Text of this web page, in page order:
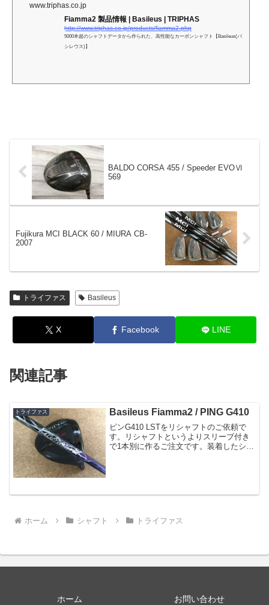
www.triphas.co.jp
Fiamma2 製品情報 | Basileus | TRIPHAS
http://www.triphas.co.jp/products/fiamma2.php
5000本超のシャフトデータから作られた、高性能なカーボンシャフト【Basileus(バ
シレウス)】
BALDO CORSA 455 / Speeder EVOⅥ
569
Fujikura MCI BLACK 60 / MIURA CB-
2007
トライファス Basileus
X Facebook LINE
関連記事
トライファス Basileus Fiamma2 / PING G410
ピンG410 LSTをリシャフトのご依頼で
す。リシャフトというよりスリーブ付き
で1本別に作るご注文です。装着したシャ
ホーム シャフト トライファス
ホーム お問い合わせ